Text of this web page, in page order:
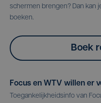
schermen brengen? Dan kan
boeken.
Boek
Focus en WTV willen er
Toegankelijkheidsinfo van